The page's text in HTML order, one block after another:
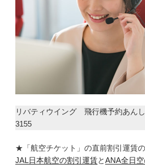
リバティウイング 飛行機予約あん
3155
★「航空チケット」の直前割引運賃
JAL日本航空の割引運賃とANA全日